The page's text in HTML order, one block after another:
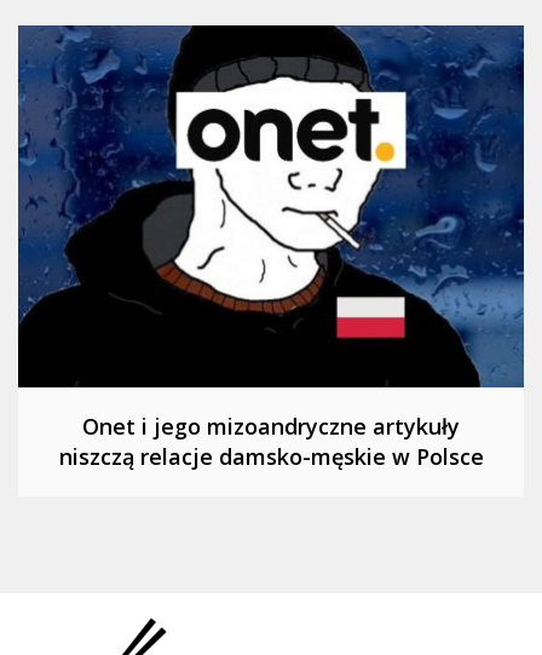
Onet i jego mizoandryczne artykuły
niszczą relacje damsko-męskie w Polsce